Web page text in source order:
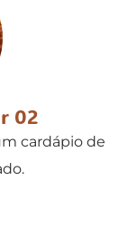
02
cardápio de